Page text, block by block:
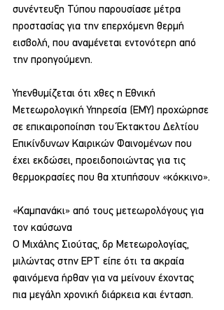
συνέντευξη Τύπου παρουσίασε μέτρα
προστασίας για την επερχόμενη θερμή
εισβολή,﻿ που αναμένεται εντονότερη από
την προηγούμενη.
Υπενθυμίζεται ότι χθες η Εθνική
Μετεωρολογική Υπηρεσία (ΕΜΥ) προχώρησε
σε επικαιροποίηση του Έκτακτου Δελτίου
Επικίνδυνων Καιρικών Φαινομένων που
έχει εκδώσει, προειδοποιώντας για τις
θερμοκρασίες που θα χτυπήσουν «κόκκινο».
«Καμπανάκι» από τους μετεωρολόγους για
τον καύσωνα
Ο Μιχάλης Σιούτας, δρ Μετεωρολογίας,
μιλώντας στην ΕΡΤ είπε ότι τα ακραία
φαινόμενα ήρθαν για να μείνουν έχοντας
πια μεγάλη χρονική διάρκεια και ένταση.